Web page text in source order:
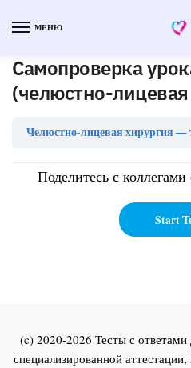
МЕНЮ
Самопроверка
(челюстно-
Челюстно-лицевая хирургия —
Поделитесь с
(c) 2020-2026 Тесты с ответами
специализированной